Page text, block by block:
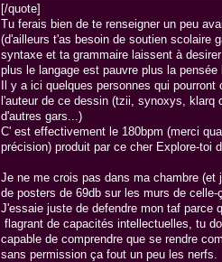
[/quote]
Tu ferais bien de te renseigner un peu
(d'ailleurs t'as besoin de soutien scolaire
syntaxe et ta grammaire laissent à
plus le langage est pauvre plus la pensée
Il y a ici quelques personnes qui pourront
l'auteur de ce dessin (tzii, synoxys, klarq
d'autres gars...)
C' est effectivement le 180bpm (merci
précision) produit par ce cher Explore-toi
Je ne me crois pas dans ma chambre (et
de posters de 69db sur les murs de celle-
J'essaie juste de defendre mon taf parce
flagrant de capacités intellectuelles, tu
capable de comprendre que se rendre
sans permission ça fout un peu les nerfs.